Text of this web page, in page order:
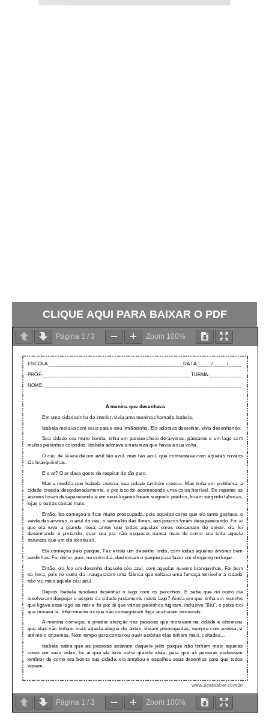
CLIQUE AQUI PARA BAIXAR O PDF
Página 1 / 3 Zoom 100%
Página 1 / 3 Zoom 100%